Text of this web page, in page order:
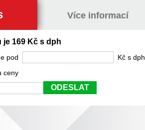
Více informací
169 Kč s dph
pod
Kč s dph
ceny
ODESLAT